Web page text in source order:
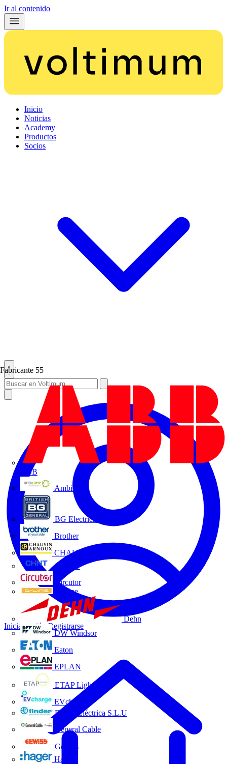
Ir al contenido
Inicio
Noticias
Academy
Productos
Socios
Fabricante 55
ABB
Ambilamp
BG Electrical
Brother
CHAUVIN ARNOUX
CHINT
Circutor
D-Line
Dehn
DW Windsor
Eaton
EPLAN
ETAP Lighting
EVcharge
Finder Eléctrica S.L.U
General Cable
Gewiss
Hager
Iniciar sesión Registrarse